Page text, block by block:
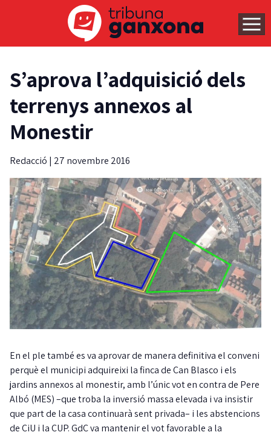
S’aprova l’adquisició dels
terrenys annexos al
Monestir
Redacció | 27 novembre 2016
En el ple també es va aprovar de manera definitiva el conveni
perquè el municipi adquireixi la finca de Can Blasco i els
jardins annexos al monestir, amb l’únic vot en contra de Pere
Albó (MES) –que troba la inversió massa elevada i va insistir
que part de la casa continuarà sent privada– i les abstencions
de CiU i la CUP. GdC va mantenir el vot favorable a la